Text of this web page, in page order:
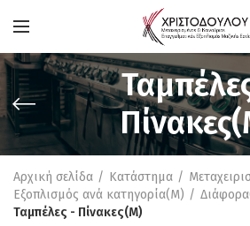
Αρχική σελίδα Κατάστημα
Εξοπλισμός ανά κατηγορία(M)
Ταμπέλες - Πίνακες(Μ)